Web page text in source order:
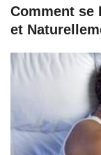
Comment se
et